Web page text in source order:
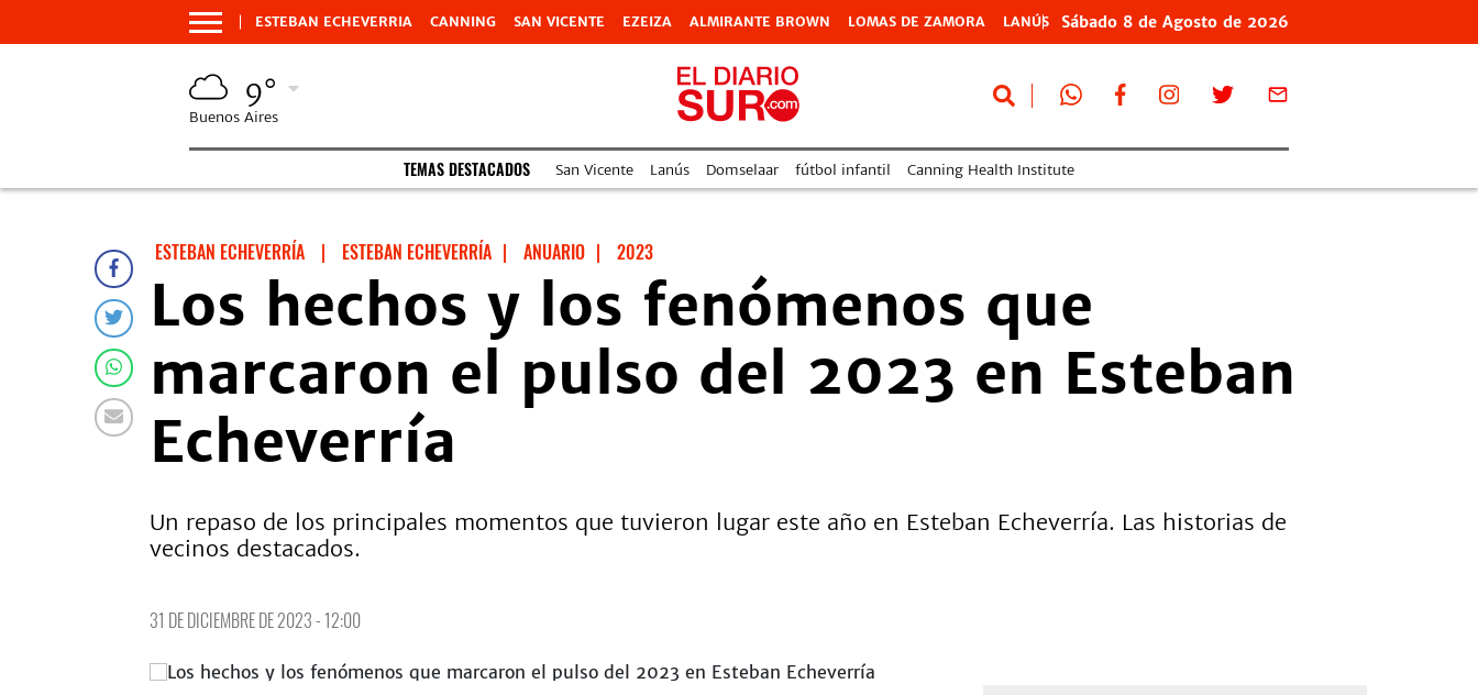
ESTEBAN ECHEVERRIA CANNING SAN VICENTE EZEIZA ALMIRANTE BROWN LOMAS DE ZAMORA LANÚS Sábado 8 de Agosto de 2026
9°
Buenos Aires
TEMAS DESTACADOS San Vicente Lanús Domselaar fútbol infantil Canning Health Institute
ESTEBAN ECHEVERRÍA | ESTEBAN ECHEVERRÍA | ANUARIO | 2023
Los hechos y los fenómenos que
marcaron el pulso del 2023 en Esteban
Echeverría
Un repaso de los principales momentos que tuvieron lugar este año en Esteban Echeverría. Las historias de
vecinos destacados.
31 DE DICIEMBRE DE 2023 - 12:00